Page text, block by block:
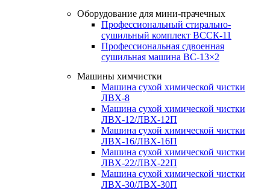
Оборудование для мини-прачечных
Профессиональный стирально-
сушильный комплект ВССК-11
Профессиональная сдвоенная
сушильная машина ВС-13×2
Машины химчистки
Машина сухой химической чистки
ЛВХ-8
Машина сухой химической чистки
ЛВХ-12/ЛВХ-12П
Машина сухой химической чистки
ЛВХ-16/ЛВХ-16П
Машина сухой химической чистки
ЛВХ-22/ЛВХ-22П
Машина сухой химической чистки
ЛВХ-30/ЛВХ-30П